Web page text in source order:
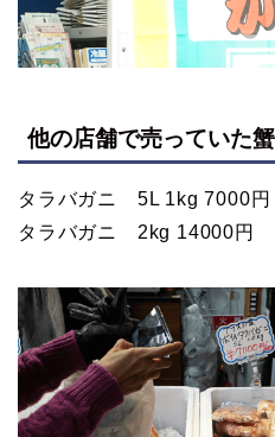
他の店舗で売っていた
タラバガニ 5L 1kg 7000円
タラバガニ 2kg 14000円